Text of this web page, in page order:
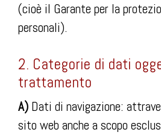
(cioè il Garante per la
personali).
2. Categorie di dati
trattamento
A) Dati di navigazione:
sito web anche a scopo